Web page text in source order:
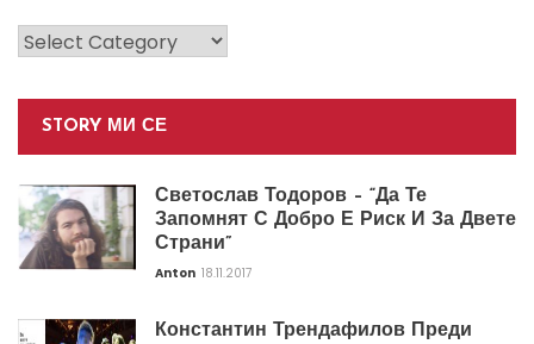
Категории
STORY МИ СЕ
Светослав Тодоров – “Да Те
Запомнят С Добро Е Риск И За Двете
Страни”
Anton 18.11.2017
Константин Трендафилов Преди